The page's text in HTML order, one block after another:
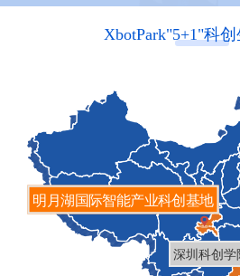
大规模调查，基于此编制的产业经济景
独特研究成果在国内外均受到普遍关注
XbotPark"5+1"科
明月湖国际智能产业科创基地
深圳科创学